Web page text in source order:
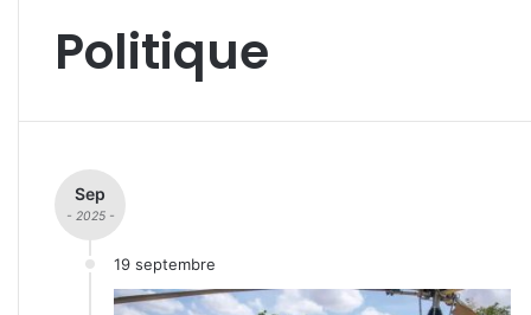
Politique
Sep
- 2025 -
19 septembre